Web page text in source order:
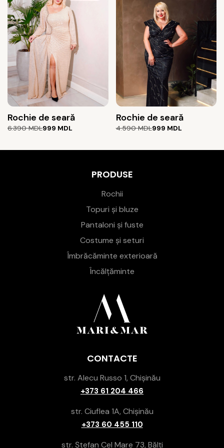
3.790 MDL.
2.890 MDL.
Rochie de seară
6.390MDL
Prețul
999 MDL
Prețul
Rochie de seară
4.590MDL
Prețul
999 MDL
Prețul
PRODUSE
Rochii
Topuri și bluze
Pantaloni și fuste
Costume și seturi
Îmbrăcăminte exterioară
Încălțăminte
CONTACTE
str. Alecu Russo 1, Chișinău
+373 61 204 466
str. Ciuflea 1A, Chișinău
+373 60 455 110
str. Ștefan Cel Mare 73, Bălți